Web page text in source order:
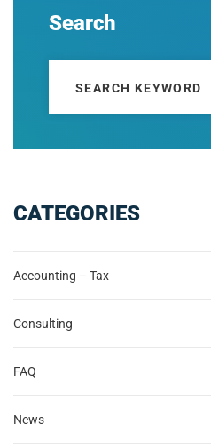
Search
CATEGORIES
Accounting – Tax
Consulting
FAQ
News